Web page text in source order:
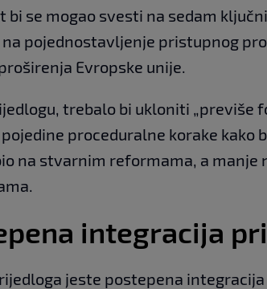
bi se mogao svesti na sedam
na pojednostavljenje pristupnog
Evropske unije.
trebalo bi ukloniti „previše
proceduralne korake kako
na stvarnim reformama, a manje
integracija
jeste postepena